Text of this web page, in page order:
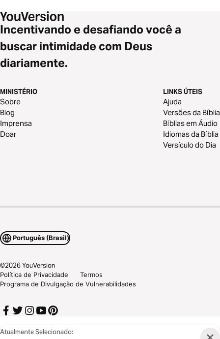
Atualmente Selecionado:
Incentivando e desafiando você a
buscar intimidade com Deus
diariamente.
MINISTÉRIO
Sobre
Blog
Imprensa
Doar
LINKS ÚTEIS
Ajuda
Versões da Bíblia
Bíblias em Áudio
Idiomas da Bíblia
Versículo do Dia
Português (Brasil)
©2026YouVersion
Política de Privacidade
Termos
Programa de Divulgação de Vulnerabilidades